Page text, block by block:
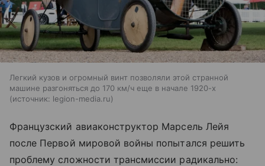
Легкий кузов и огромный винт позволяли этой странной
машине разгоняться до 170 км/ч еще в начале 1920-х
источник: legion-media.ru
Французский авиаконструктор Марсель Лейя
после Первой мировой войны попытался решить
проблему сложности трансмиссии радикально: